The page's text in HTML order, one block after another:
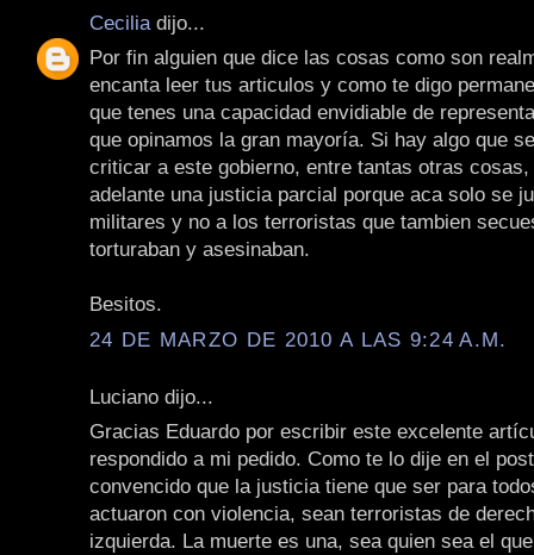
Cecilia dijo...
Por fin alguien que dice las cosas como son
encanta leer tus articulos y como te digo
que tenes una capacidad envidiable de
que opinamos la gran mayoría. Si hay algo que
criticar a este gobierno, entre tantas otras
adelante una justicia parcial porque aca solo se
militares y no a los terroristas que tambien
torturaban y asesinaban.
Besitos.
24 DE MARZO DE 2010 A LAS 9:24 A.M.
Luciano dijo...
Gracias Eduardo por escribir este excelente
respondido a mi pedido. Como te lo dije en el
convencido que la justicia tiene que ser para
actuaron con violencia, sean terroristas de
izquierda. La muerte es una, sea quien sea el